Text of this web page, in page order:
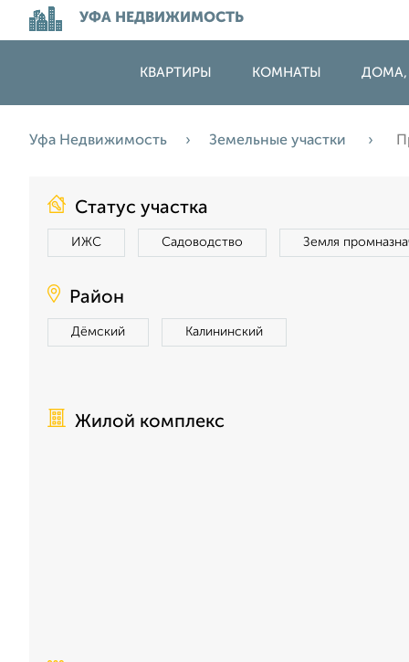
УФА НЕДВИЖИМОСТЬ
КВАРТИРЫ КОМНАТЫ ДОМА,
Уфа Недвижимость Земельные участки
Статус участка
ИЖС Садоводство Земля
Район
Дёмский Калининский
Жилой комплекс